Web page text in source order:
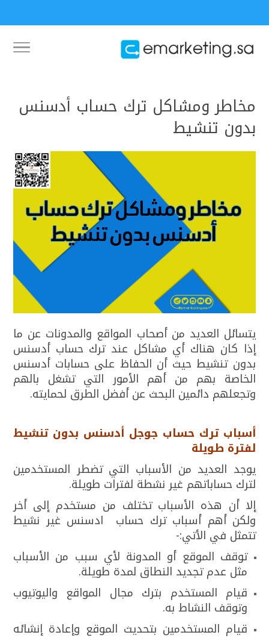
مخاطر ومشاكل ترك حساب أدسنس
بدون تنشيط
يتسائل العديد من أصحاب المواقع والمدونات عن ما
إذا كان هناك أي مشاكل عند ترك حساب أدسنس
بدون تنشيط حيث أن الحفاظ على حسابات أدسنس
الخاصة بهم من أهم الأمور التي تشغل بالهم
وتجعلهم دائمين البحث عن أفضل الطرق لحمايته.
أسباب ترك حساب جوجل أدسنس بدون تنشيط
لفترة طويلة
يوجد العديد من الأسباب التي تضطر المستخدمين
لترك حساباتهم غير نشطة لفترات طويلة.
إلا أن هذه الأسباب تختلف من مستخدم إلى أخر
ولكن أهم أسباب ترك حساب ادسنس غير نشيط
تتمثل في الأتي:-
توقف الموقع أو المدونة لأي سبب من الأسباب
مثل عدم تجديد النطاق لمدة طويلة.
قيام المستخدم بترك مجال المواقع واليوتيوب
وتوقف النشاط به.
قيام المستخدمين بتحديث الموقع وإعادة إنشائه